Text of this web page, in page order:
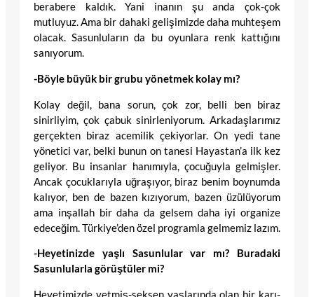
berabere kaldık. Yani inanın şu anda çok-çok
mutluyuz. Ama bir dahaki gelişimizde daha muhteşem
olacak. Sasunluların da bu oyunlara renk kattığını
sanıyorum.
-Böyle büyük bir grubu yönetmek kolay mı?
Kolay değil, bana sorun, çok zor, belli ben biraz
sinirliyim, çok çabuk sinirleniyorum. Arkadaşlarımız
gerçekten biraz acemilik çekiyorlar. On yedi tane
yönetici var, belki bunun on tanesi Hayastan’a ilk kez
geliyor. Bu insanlar hanımıyla, çocuğuyla gelmişler.
Ancak çocuklarıyla uğraşıyor, biraz benim boynumda
kalıyor, ben de bazen kızıyorum, bazen üzülüyorum
ama inşallah bir daha da gelsem daha iyi organize
edeceğim. Türkiye’den özel programla gelmemiz lazım.
-Heyetinizde yaşlı Sasunlular var mı? Buradaki
Sasunlularla görüştüler mi?
Heyetimizde yetmiş-seksen yaşlarında olan bir karı-